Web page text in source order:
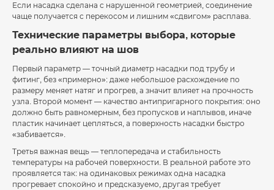
Если насадка сделана с нарушенной геометрией, соединение
чаще получается с перекосом и лишним «сдвигом» расплава.
Технические параметры выбора, которые
реально влияют на шов
Первый параметр — точный диаметр насадки под трубу и
фитинг, без «примерно»: даже небольшое расхождение по
размеру меняет натяг и прогрев, а значит влияет на прочность
узла. Второй момент — качество антипригарного покрытия: оно
должно быть равномерным, без пропусков и наплывов, иначе
пластик начинает цепляться, а поверхность насадки быстро
«забивается».
Третья важная вещь — теплопередача и стабильность
температуры на рабочей поверхности. В реальной работе это
проявляется так: на одинаковых режимах одна насадка
прогревает спокойно и предсказуемо, другая требует